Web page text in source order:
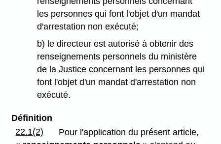
les personnes qui font l'objet d'un mandat
d'arrestation non exécuté;
b) le directeur est autorisé à obtenir des
renseignements personnels du ministère
de la Justice concernant les personnes qui
font l'objet d'un mandat d'arrestation non
exécuté.
Définition
22.1(2)
Pour l'application du présent article,